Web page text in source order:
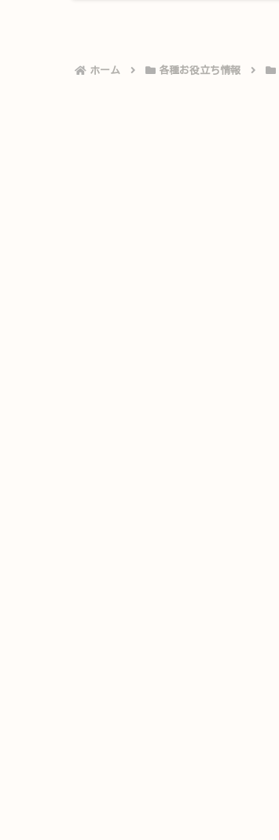
ホーム 各種お役立ち情報